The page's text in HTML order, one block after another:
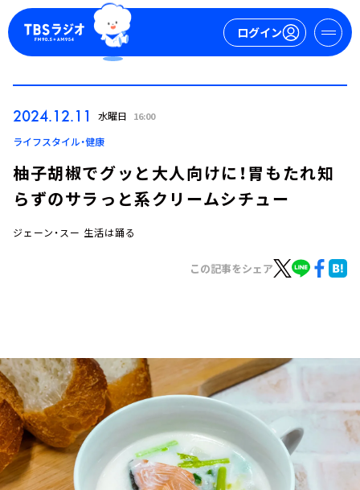
ログイン
ログイン
お知らせ
イベント・グッズ
YouTube
会社情報
2024.12.11 水曜日 16:00
ライフスタイル・健康
柚子胡椒でグッと大人向けに！胃もたれ知
らずのサラっと系クリームシチュー
ジェーン・スー 生活は踊る
この記事をシェア